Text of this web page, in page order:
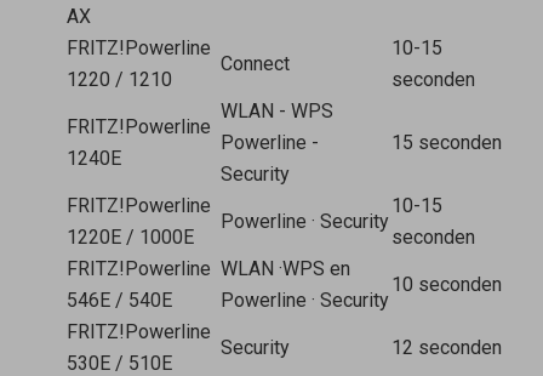
AX
FRITZ!Powerline
1220 / 1210
Connect
10-15
seconden
FRITZ!Powerline
1240E
WLAN - WPS
Powerline -
Security
15 seconden
FRITZ!Powerline
1220E / 1000E
Powerline · Security
10-15
seconden
FRITZ!Powerline
546E / 540E
WLAN ·WPS en
Powerline · Security
10 seconden
FRITZ!Powerline
530E / 510E
Security 12 seconden